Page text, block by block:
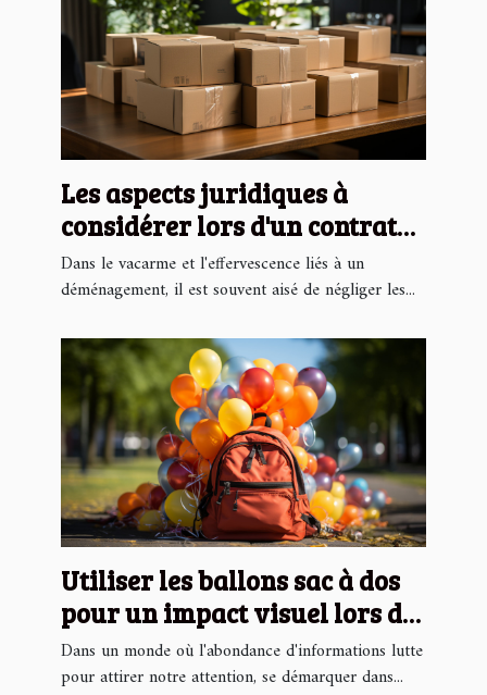
Les aspects juridiques à
considérer lors d'un contrat
de déménagement
Dans le vacarme et l'effervescence liés à un
déménagement, il est souvent aisé de négliger les...
Utiliser les ballons sac à dos
pour un impact visuel lors de
campagnes caritatives
Dans un monde où l'abondance d'informations lutte
pour attirer notre attention, se démarquer dans...